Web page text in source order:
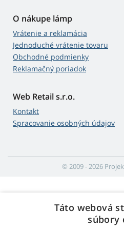
O nákupe lámp
Vrátenie a reklamácia
Jednoduché vrátenie tovaru
Obchodné podmienky
Reklamačný poriadok
Web Retail s.r.o.
Kontakt
Spracovanie osobných údajov
© 2009 - 2026
Táto webová
súbory